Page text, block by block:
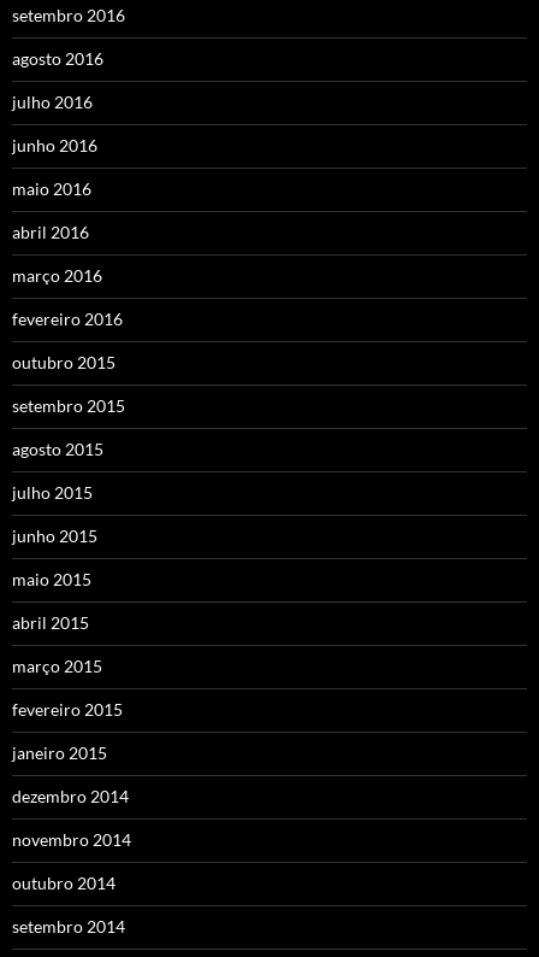
setembro 2016
agosto 2016
julho 2016
junho 2016
maio 2016
abril 2016
março 2016
fevereiro 2016
outubro 2015
setembro 2015
agosto 2015
julho 2015
junho 2015
maio 2015
abril 2015
março 2015
fevereiro 2015
janeiro 2015
dezembro 2014
novembro 2014
outubro 2014
setembro 2014